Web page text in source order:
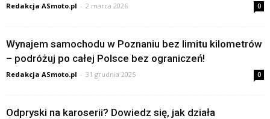
Redakcja ASmoto.pl - 2 marca 2026 0
Wynajem samochodu w Poznaniu bez limitu kilometrów
– podróżuj po całej Polsce bez ograniczeń!
Redakcja ASmoto.pl - 31 grudnia 2025 0
Odpryski na karoserii? Dowiedz się, jak działa